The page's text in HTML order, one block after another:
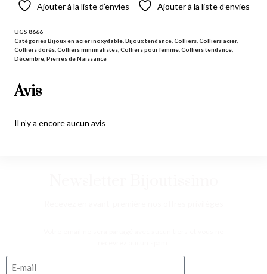
Ajouter à la liste d’envies Ajouter à la liste d’envies
UGS 8666
CatégoriesBijoux en acier inoxydable Bijoux tendance Colliers Colliers acier,
Colliers dorés Colliers minimalistes Colliers pour femme Colliers tendance
Décembre Pierres de Naissance
Avis
Il n’y a encore aucun avis